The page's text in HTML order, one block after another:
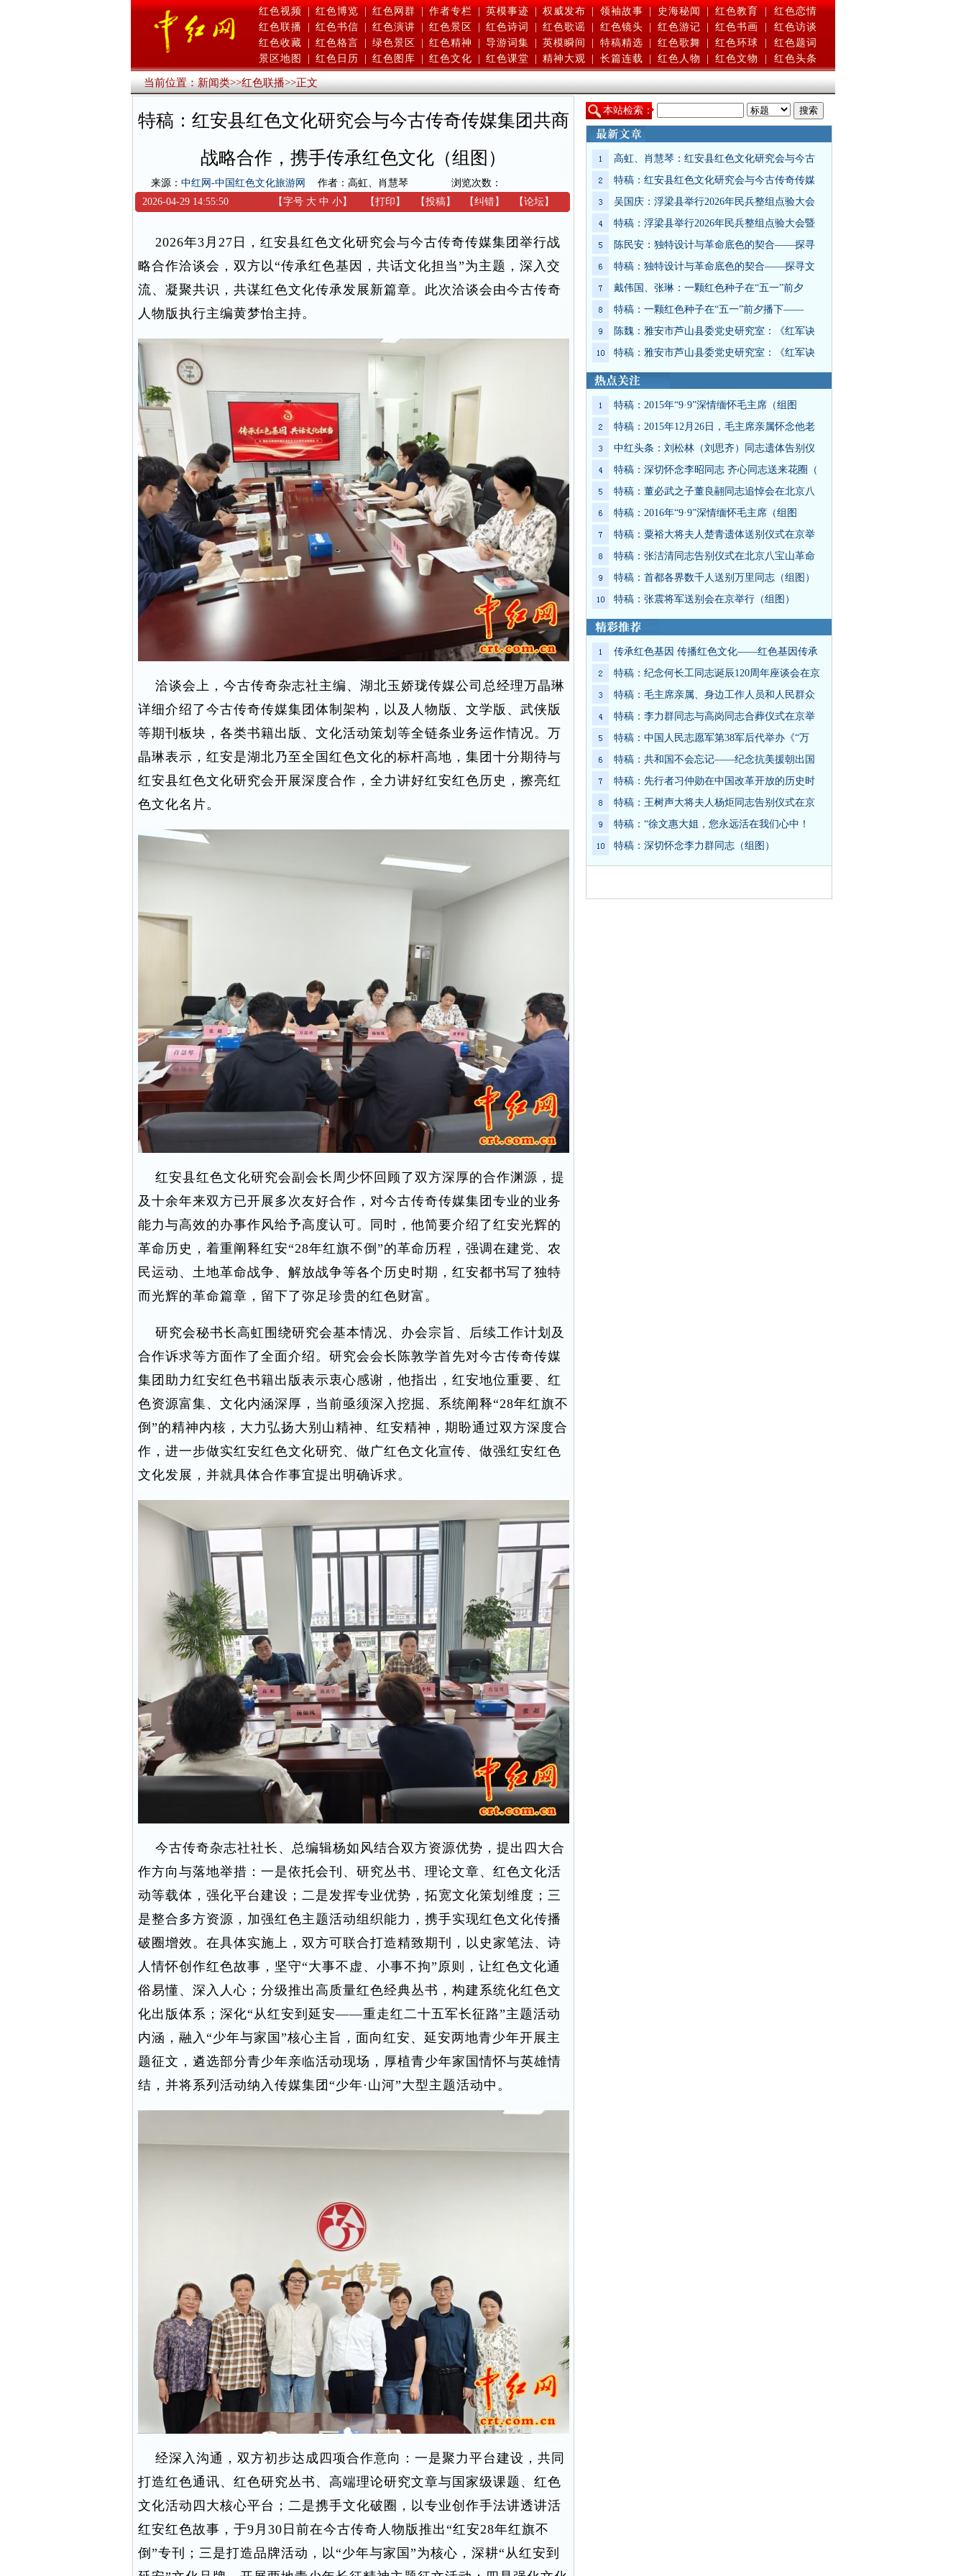
红色视频 | 红色博览 | 红色网群 | 作者专栏 | 英模事迹 | 权威发布 | 领袖故事 | 史海秘闻 | 红色教育 |
红色恋情
红色联播
红色书信 红色演讲 红色景区 红色诗词 红色歌谣 红色镜头 红色游记 红色书画
红色访谈
红色收藏
红色格言 绿色景区 红色精神 导游词集 英模瞬间 特稿精选 红色歌舞 红色环球
红色题词
景区地图
红色日历 红色图库 红色文化 红色课堂 精神大观 长篇连载 红色人物 红色文物 红色头条
当前位置：新闻类>>红色联播>>正文
特稿：红安县红色文化研究会与今古传奇传媒集团共商
战略合作，携手传承红色文化（组图）
来源： 中红网-中国红色文化旅游网 作者：高虹、肖慧琴
浏览次数：
2026-04-29 14:55:50
【字号 大 中 小】 【打印 】 【投稿】 【纠错】 【论坛】
2026年3月27日，红安县红色文化研究会与今古传奇传媒集团举行战
略合作洽谈会，双方以“传承红色基因，共话文化担当”为主题，深入交
流、凝聚共识，共谋红色文化传承发展新篇章。此次洽谈会由今古传奇
人物版执行主编黄梦怡主持。
洽谈会上，今古传奇杂志社主编、湖北玉娇珑传媒公司总经理万晶琳
详细介绍了今古传奇传媒集团体制架构，以及人物版、文学版、武侠版
等期刊板块，各类书籍出版、文化活动策划等全链条业务运作情况。万
晶琳表示，红安是湖北乃至全国红色文化的标杆高地，集团十分期待与
红安县红色文化研究会开展深度合作，全力讲好红安红色历史，擦亮红
色文化名片。
红安县红色文化研究会副会长周少怀回顾了双方深厚的合作渊源，提
及十余年来双方已开展多次友好合作，对今古传奇传媒集团专业的业务
能力与高效的办事作风给予高度认可。同时，他简要介绍了红安光辉的
革命历史，着重阐释红安“28年红旗不倒”的革命历程，强调在建党、农
民运动、土地革命战争、解放战争等各个历史时期，红安都书写了独特
而光辉的革命篇章，留下了弥足珍贵的红色财富。
研究会秘书长高虹围绕研究会基本情况、办会宗旨、后续工作计划及
合作诉求等方面作了全面介绍。研究会会长陈敦学首先对今古传奇传媒
集团助力红安红色书籍出版表示衷心感谢，他指出，红安地位重要、红
色资源富集、文化内涵深厚，当前亟须深入挖掘、系统阐释“28年红旗不
倒”的精神内核，大力弘扬大别山精神、红安精神，期盼通过双方深度合
作，进一步做实红安红色文化研究、做广红色文化宣传、做强红安红色
文化发展，并就具体合作事宜提出明确诉求。
今古传奇杂志社社长、总编辑杨如风结合双方资源优势，提出四大合
作方向与落地举措：一是依托会刊、研究丛书、理论文章、红色文化活
动等载体，强化平台建设；二是发挥专业优势，拓宽文化策划维度；三
是整合多方资源，加强红色主题活动组织能力，携手实现红色文化传播
破圈增效。在具体实施上，双方可联合打造精致期刊，以史家笔法、诗
人情怀创作红色故事，坚守“大事不虚、小事不拘”原则，让红色文化通
俗易懂、深入人心；分级推出高质量红色经典丛书，构建系统化红色文
化出版体系；深化“从红安到延安——重走红二十五军长征路”主题活动
内涵，融入“少年与家国”核心主旨，面向红安、延安两地青少年开展主
题征文，遴选部分青少年亲临活动现场，厚植青少年家国情怀与英雄情
结，并将系列活动纳入传媒集团“少年·山河”大型主题活动中。
经深入沟通，双方初步达成四项合作意向：一是聚力平台建设，共同
打造红色通讯、红色研究丛书、高端理论研究文章与国家级课题、红色
文化活动四大核心平台；二是携手文化破圈，以专业创作手法讲透讲活
红安红色故事，于9月30日前在今古传奇人物版推出“红安28年红旗不
倒”专刊；三是打造品牌活动，以“少年与家国”为核心，深耕“从红安到
本站检索：
高虹、肖慧琴：红安县红色文化研究会与今古
特稿：红安县红色文化研究会与今古传奇传媒
吴国庆：浮梁县举行2026年民兵整组点验大会
特稿：浮梁县举行2026年民兵整组点验大会暨
陈民安：独特设计与革命底色的契合——探寻
特稿：独特设计与革命底色的契合——探寻文
戴伟国、张琳：一颗红色种子在“五一”前夕
特稿：一颗红色种子在“五一”前夕播下——
陈魏：雅安市芦山县委党史研究室：《红军诀
特稿：雅安市芦山县委党史研究室：《红军诀
特稿：2015年“9·9”深情缅怀毛主席（组图
特稿：2015年12月26日，毛主席亲属怀念他老
中红头条：刘松林（刘思齐）同志遗体告别仪
特稿：深切怀念李昭同志 齐心同志送来花圈（
特稿：董必武之子董良翮同志追悼会在北京八
特稿：2016年“9·9”深情缅怀毛主席（组图
特稿：粟裕大将夫人楚青遗体送别仪式在京举
特稿：张洁清同志告别仪式在北京八宝山革命
特稿：首都各界数千人送别万里同志（组图）
特稿：张震将军送别会在京举行（组图）
传承红色基因 传播红色文化——红色基因传承
特稿：纪念何长工同志诞辰120周年座谈会在京
特稿：毛主席亲属、身边工作人员和人民群众
特稿：李力群同志与高岗同志合葬仪式在京举
特稿：中国人民志愿军第38军后代举办《“万
特稿：共和国不会忘记——纪念抗美援朝出国
特稿：先行者习仲勋在中国改革开放的历史时
特稿：王树声大将夫人杨炬同志告别仪式在京
特稿：“徐文惠大姐，您永远活在我们心中！
特稿：深切怀念李力群同志（组图）